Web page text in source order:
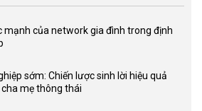
mạnh của network gia đình trong định
sớm: Chiến lược sinh lời hiệu quả
mẹ thông thái